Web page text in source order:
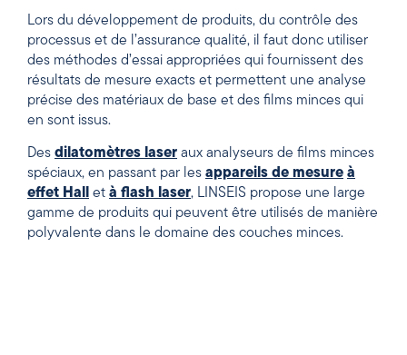
Lors du développement de produits, du contrôle des
processus et de l’assurance qualité, il faut donc utiliser
des méthodes d’essai appropriées qui fournissent des
résultats de mesure exacts et permettent une analyse
précise des matériaux de base et des films minces qui
en sont issus.
Des dilatomètres laser aux analyseurs de films minces
spéciaux, en passant par les appareils de mesure à
effet Hall
et à flash laser, LINSEIS propose une large
gamme de produits qui peuvent être utilisés de manière
polyvalente dans le domaine des couches minces.